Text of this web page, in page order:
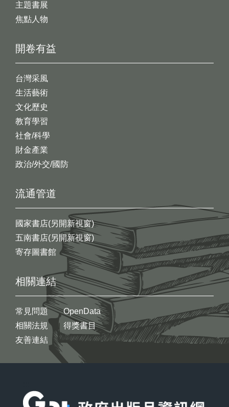
開卷有益
台灣采風
生活藝術
文化歷史
教育學習
社會/科學
財金產業
政治/外交/國防
主題書展
焦點人物
流通管道
國家書店(另開新視窗)
五南書店(另開新視窗)
寄存圖書館
相關連結
常見問題
相關法規
友善連結
OpenData
得獎書目